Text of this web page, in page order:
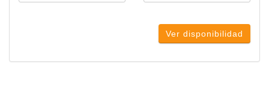
Ver disponibilidad